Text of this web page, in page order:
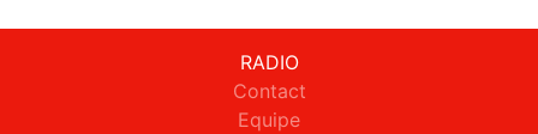
RADIO
Contact
Equipe